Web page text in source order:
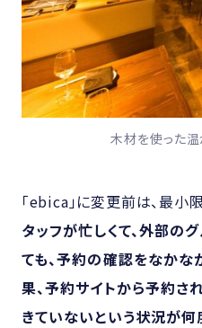
木材を使った
「ebica」に変更前は、最小
タッフが忙しくて、外部の
ても、予約の確認をなかな
果、予約サイトから予約さ
きていないという状況が何